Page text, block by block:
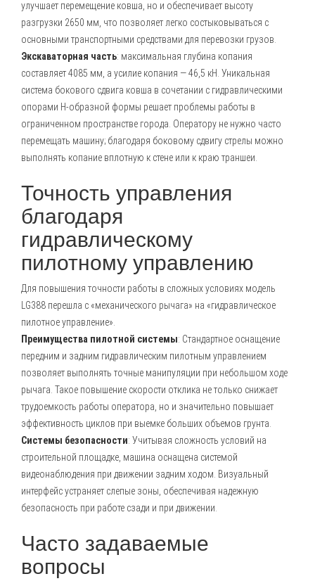
улучшает перемещение ковша, но и обеспечивает высоту
разгрузки 2650 мм, что позволяет легко состыковываться с
основными транспортными средствами для перевозки грузов.
Экскаваторная часть: максимальная глубина копания
составляет 4085 мм, а усилие копания — 46,5 кН. Уникальная
система бокового сдвига ковша в сочетании с гидравлическими
опорами H-образной формы решает проблемы работы в
ограниченном пространстве города. Оператору не нужно часто
перемещать машину; благодаря боковому сдвигу стрелы можно
выполнять копание вплотную к стене или к краю траншеи.
Точность управления
благодаря
гидравлическому
пилотному управлению
Для повышения точности работы в сложных условиях модель
LG388 перешла с «механического рычага» на «гидравлическое
пилотное управление».
Преимущества пилотной системы: Стандартное оснащение
передним и задним гидравлическим пилотным управлением
позволяет выполнять точные манипуляции при небольшом ходе
рычага. Такое повышение скорости отклика не только снижает
трудоемкость работы оператора, но и значительно повышает
эффективность циклов при выемке больших объемов грунта.
Системы безопасности: Учитывая сложность условий на
строительной площадке, машина оснащена системой
видеонаблюдения при движении задним ходом. Визуальный
интерфейс устраняет слепые зоны, обеспечивая надежную
безопасность при работе сзади и при движении.
Часто задаваемые
вопросы